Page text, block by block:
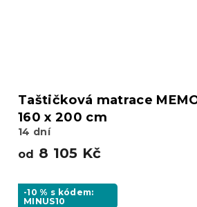
Taštičková matrace
160 x 200 cm
14 dní
od 8 105 Kč
-10 % s kódem:
MINUS10